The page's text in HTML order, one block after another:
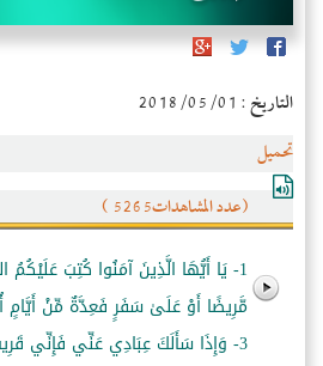
التاريخ : 2018/05/01
تحميل
(عدد المشاهدات5265 )
1- يَا أَيُّهَا الَّذِينَ آمَنُوا كُتِبَ
مَّرِيضًا أَوْ عَلَىٰ سَفَرٍ فَعِدَّةٌ مِّنْ أَيَّامٍ
3- وَإِذَا سَأَلَكَ عِبَادِي عَنِّي فَإِنِّي